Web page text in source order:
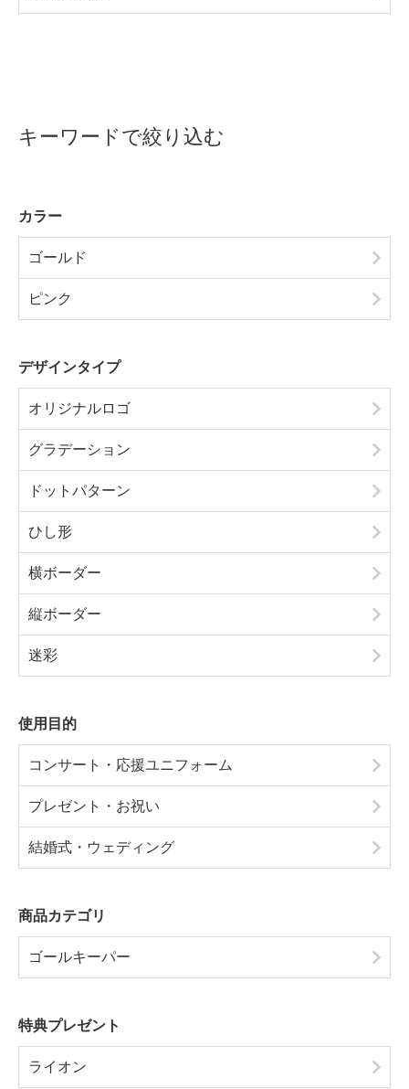
キーワードで絞り込む
カラー
ゴールド
ピンク
デザインタイプ
オリジナルロゴ
グラデーション
ドットパターン
ひし形
横ボーダー
縦ボーダー
迷彩
使用目的
コンサート・応援ユニフォーム
プレゼント・お祝い
結婚式・ウェディング
商品カテゴリ
ゴールキーパー
特典プレゼント
ライオン